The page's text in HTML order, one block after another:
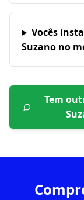
Vocês
Suzano no
Tem